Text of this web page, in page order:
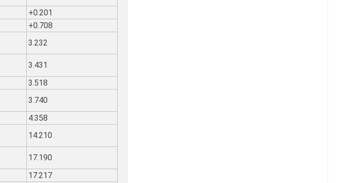
+0.201
+0.708
3.232
3.431
3.518
3.740
4.358
14.210
17.190
17.217